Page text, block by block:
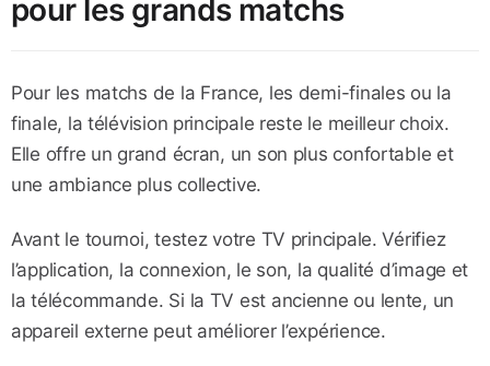
pour les grands matchs
Pour les matchs de la France, les demi-finales ou la
finale, la télévision principale reste le meilleur choix.
Elle offre un grand écran, un son plus confortable et
une ambiance plus collective.
Avant le tournoi, testez votre TV principale. Vérifiez
l’application, la connexion, le son, la qualité d’image et
la télécommande. Si la TV est ancienne ou lente, un
appareil externe peut améliorer l’expérience.